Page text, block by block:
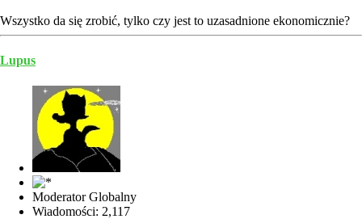
Wszystko da się zrobić, tylko czy jest to uzasadnione ekonomicznie?
Lupus
Moderator Globalny
Wiadomości: 2,117